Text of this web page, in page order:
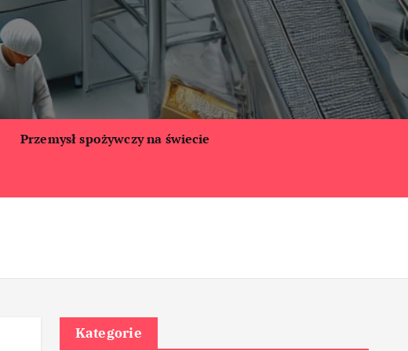
Przemysł spożywczy na świecie
Kategorie